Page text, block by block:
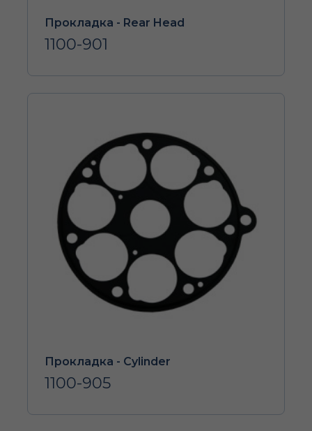
Прокладка - Rear Head
1100-901
Прокладка - Cylinder
1100-905